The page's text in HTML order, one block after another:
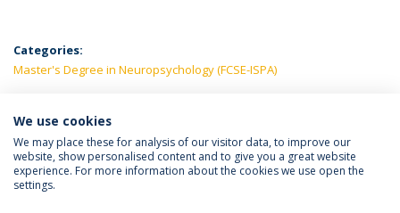
Categories:
Master's Degree in Neuropsychology (FCSE-ISPA)
LATEST NEWS
Política de Privacidade
Termos e Condições
We use cookies
We may place these for analysis of our visitor data, to improve our
website, show personalised content and to give you a great website
experience. For more information about the cookies we use open the
settings.